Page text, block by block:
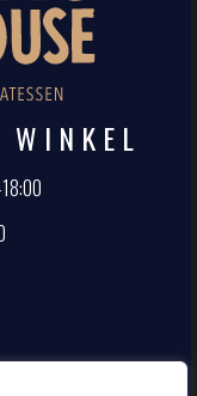
WINKEL